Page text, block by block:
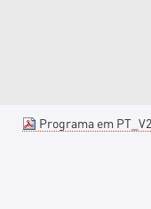
Programa em